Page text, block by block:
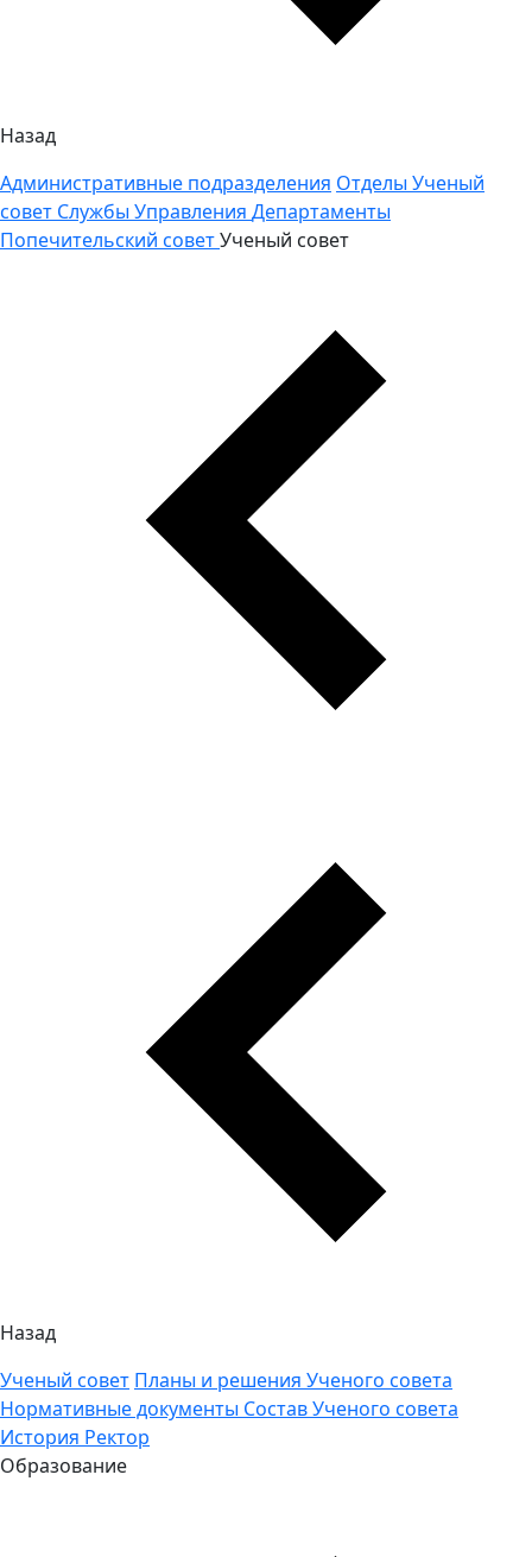
Назад
Административные подразделения Отделы Ученый
совет Службы Управления Департаменты
Попечительский советУченый совет
Назад
Ученый совет Планы и решения Ученого совета
Нормативные документы Состав Ученого совета
История Ректор
Образование